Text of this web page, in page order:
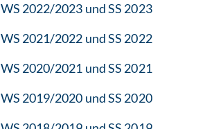
WS 2022/2023 und SS 2023
WS 2021/2022 und SS 2022
WS 2020/2021 und SS 2021
WS 2019/2020 und SS 2020